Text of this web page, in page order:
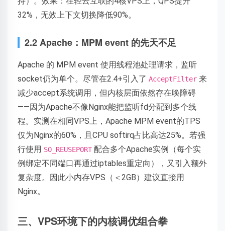
32%，无效上下文切换降低90%。
2.2 Apache：MPM event 的先天不足
Apache 的 MPM event 使用线程池处理请求，监听
socket仍为单个。尽管在2.4+引入了 AcceptFilter 来
减少accept系统调用，但内核层面依然存在唤障碍
——因为Apache不像Nginx能把监听fd分配到多个线
程。实测在相同VPS上，Apache MPM event的TPS
仅为Nginx的60%，且CPU softirq占比高达25%。若强
行使用 SO_REUSEPORT 配合多个Apache实例（每个实
例绑定不同端口再通过iptables重定向），又引入额外
复杂度。因此小内存VPS（＜2GB）建议直接用
Nginx。
三、VPS环境下的内核调优组合拳